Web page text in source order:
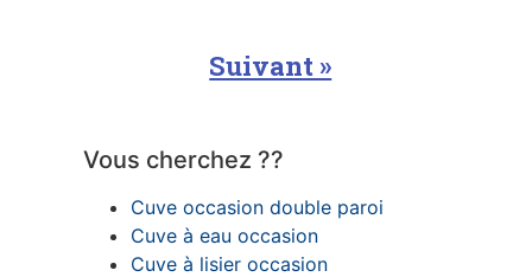
Suivant »
Vous cherchez ??
Cuve occasion double paroi
Cuve à eau occasion
Cuve à lisier occasion